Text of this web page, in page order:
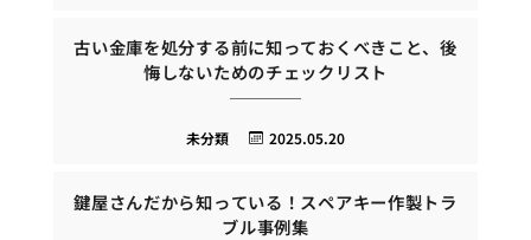
古い金庫を処分する前に知っておくべきこと、後
悔しないためのチェックリスト
2025.05.20
未分類
鍵屋さんだから知っている！スペアキー作製トラ
ブル事例集